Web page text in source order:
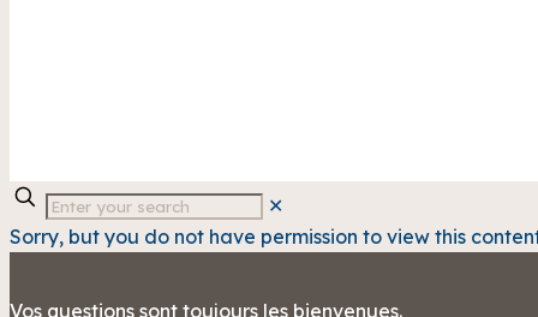
✕
Sorry, but you do not have permission to view this
Vos questions sont toujours les bienvenues.